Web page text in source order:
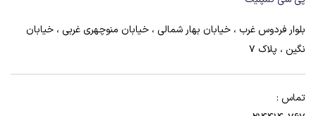
بلوار فردوس غرب ، خیابان بهار شمالی ، خیابان منوچهری غربی ، خیابان
نگین ، پلاک 7
تماس :